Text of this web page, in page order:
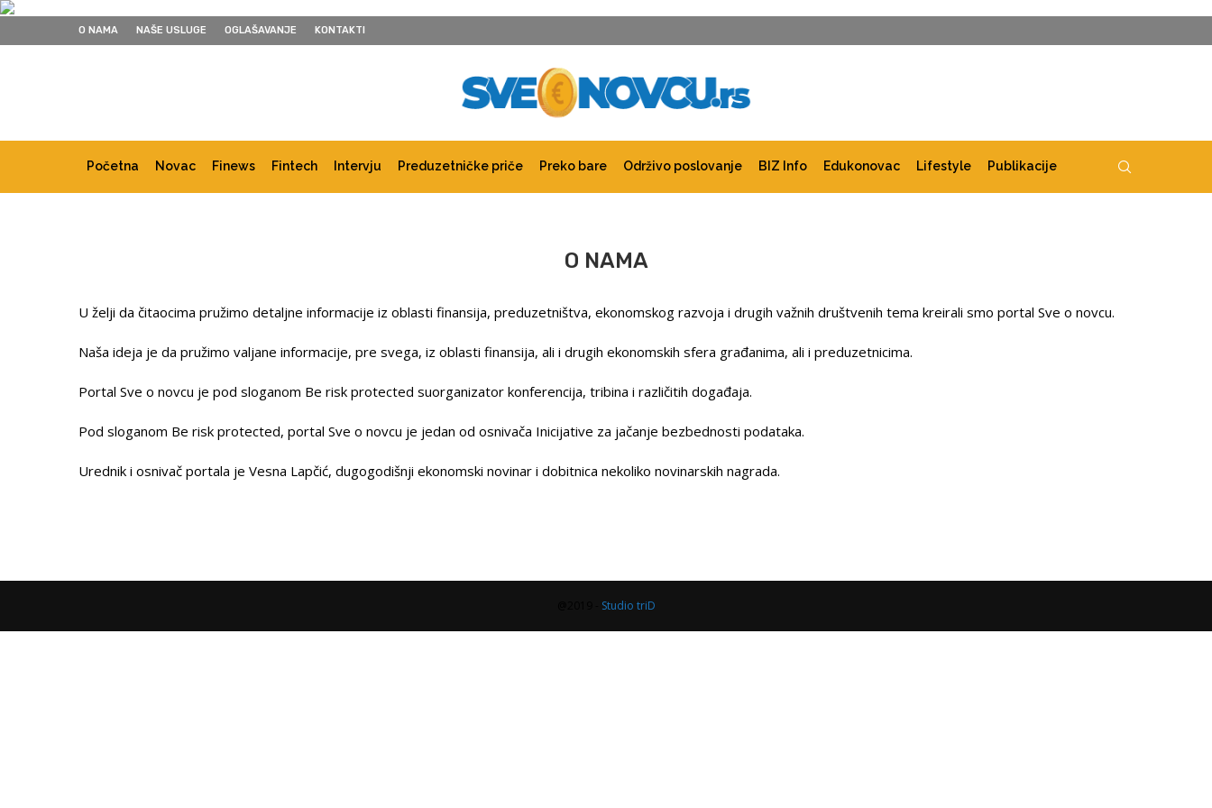
O NAMA NAŠE USLUGE OGLAŠAVANJE KONTAKTI
Početna Novac Finews Fintech Intervju Preduzetničke priče Preko bare Održivo poslovanje BIZ Info Edukonovac Lifestyle Publikacije
O NAMA
U želji da čitaocima pružimo detaljne informacije iz oblasti finansija, preduzetništva, ekonomskog razvoja i drugih važnih društvenih tema kreirali smo portal Sve o novcu.
Naša ideja je da pružimo valjane informacije, pre svega, iz oblasti finansija, ali i drugih ekonomskih sfera građanima, ali i preduzetnicima.
Portal Sve o novcu je pod sloganom Be risk protected suorganizator konferencija, tribina i različitih događaja.
Pod sloganom Be risk protected, portal Sve o novcu je jedan od osnivača Inicijative za jačanje bezbednosti podataka.
Urednik i osnivač portala je Vesna Lapčić, dugogodišnji ekonomski novinar i dobitnica nekoliko novinarskih nagrada.
Studio triD